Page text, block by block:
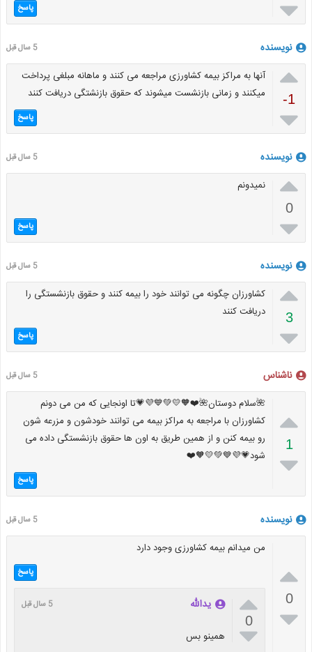
 پاسخ
نویسنده 5 سال قبل

-1

آنها به مراکز بیمه کشاورزی مراجعه می کنند و ماهانه مبلغی پرداخت
میکنند و زمانی بازنشست میشوند که حقوق بازنشتگی دریافت کنند
پاسخ
نویسنده 5 سال قبل

0

نمیدونم
پاسخ
نویسنده 5 سال قبل

3

کشاورزان چگونه می توانند خود را بیمه کنند و حقوق بازنشستگی را
دریافت کنند
پاسخ
ناشناس 5 سال قبل

1

🌺سلام دوستان🌺❤️🧡💛💚💙💜💗تا اونجایی که من می دونم
کشاورزان با مراجعه به مراکز بیمه می توانند خودشون و مزرعه شون
رو بیمه کنن و از همین طریق به اون ها حقوق بازنشستگی داده می
شود💗💜💙💚💛🧡❤️
پاسخ
نویسنده 5 سال قبل

0

من میدانم بیمه کشاورزی وجود دارد
پاسخ

0

یدالله 5 سال قبل
همینو بس